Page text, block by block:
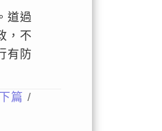
道過
，不
有防
下篇 /